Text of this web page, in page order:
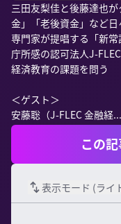
三田友梨佳と後藤達也
金」「老後資金」など
専門家が提唱する「新
庁所感の認可法人J-
経済教育の課題を問う
＜ゲスト＞
安藤聡（J-FLEC 金融経...
この
表示モード (ライ